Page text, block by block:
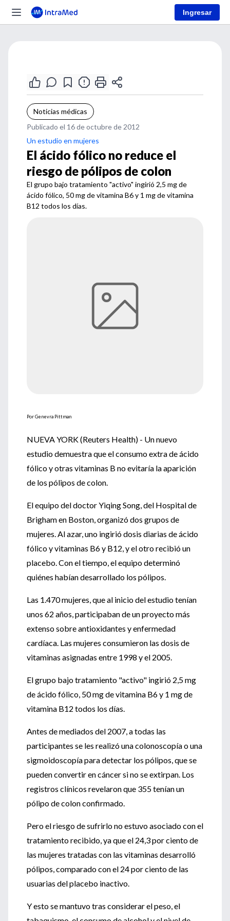
Ingresar
Noticias médicas
Publicado el 16 de octubre de 2012
Un estudio en mujeres
El ácido fólico no reduce el
riesgo de pólipos de colon
El grupo bajo tratamiento "activo" ingirió 2,5 mg de
ácido fólico, 50 mg de vitamina B6 y 1 mg de vitamina
B12 todos los días.
Por Genevra Pittman
NUEVA YORK (Reuters Health) - Un nuevo
estudio demuestra que el consumo extra de ácido
fólico y otras vitaminas B no evitaría la aparición
de los pólipos de colon.
El equipo del doctor Yiqing Song, del Hospital de
Brigham en Boston, organizó dos grupos de
mujeres. Al azar, uno ingirió dosis diarias de ácido
fólico y vitaminas B6 y B12, y el otro recibió un
placebo. Con el tiempo, el equipo determinó
quiénes habían desarrollado los pólipos.
Las 1.470 mujeres, que al inicio del estudio tenían
unos 62 años, participaban de un proyecto más
extenso sobre antioxidantes y enfermedad
cardíaca. Las mujeres consumieron las dosis de
vitaminas asignadas entre 1998 y el 2005.
El grupo bajo tratamiento "activo" ingirió 2,5 mg
de ácido fólico, 50 mg de vitamina B6 y 1 mg de
vitamina B12 todos los días.
Antes de mediados del 2007, a todas las
participantes se les realizó una colonoscopía o una
sigmoidoscopía para detectar los pólipos, que se
pueden convertir en cáncer si no se extirpan. Los
registros clínicos revelaron que 355 tenían un
pólipo de colon confirmado.
Pero el riesgo de sufrirlo no estuvo asociado con el
tratamiento recibido, ya que el 24,3 por ciento de
las mujeres tratadas con las vitaminas desarrolló
pólipos, comparado con el 24 por ciento de las
usuarias del placebo inactivo.
Y esto se mantuvo tras considerar el peso, el